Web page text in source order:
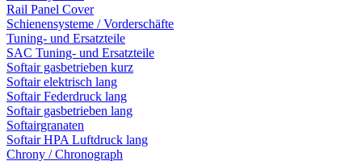
Rail Panel Cover
Schienensysteme / Vorderschäfte
Tuning- und Ersatzteile
SAC Tuning- und Ersatzteile
Softair gasbetrieben kurz
Softair elektrisch lang
Softair Federdruck lang
Softair gasbetrieben lang
Softairgranaten
Softair HPA Luftdruck lang
Chrony / Chronograph